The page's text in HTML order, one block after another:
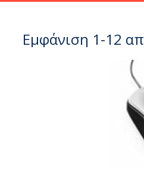
Εμφάνιση 1-12